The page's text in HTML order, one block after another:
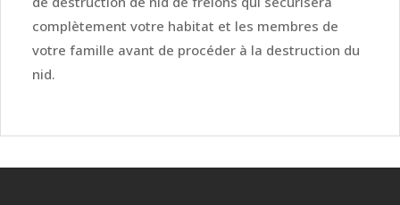
complètement votre habitat et les membres de
votre famille avant de procéder à la destruction du
nid.